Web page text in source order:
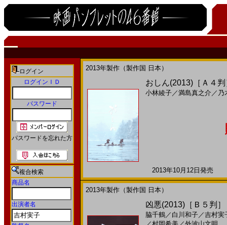
ログイン
ログインＩＤ
パスワード
パスワードを忘れた方
複合検索
商品名
出演者名
2013年製作（製作国 日本）
おしん(2013)［Ａ４判
小林綾子／満島真之介 ／ 乃
2013年10月12日発売
2013年製作（製作国 日本）
凶悪(2013)［Ｂ５判］
脇千鶴／ 白川和子／吉村実